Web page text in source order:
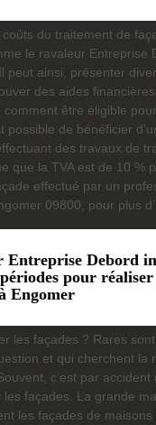
du traitement de
le ravaleur Entreprise
peut ainsi, présenter
des aides
être éligible
de bénéficier
des travaux de
que la TVA est de 10 %
effectué par un
09800, pour plus
Entreprise Debord
pour
Engomer
les façades ? Rares
et qui cherchent la
c’est par
les façades. La grande
les façades de maisons